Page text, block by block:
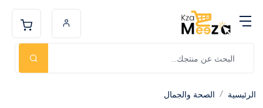
الرئيسية الصحة والجمال